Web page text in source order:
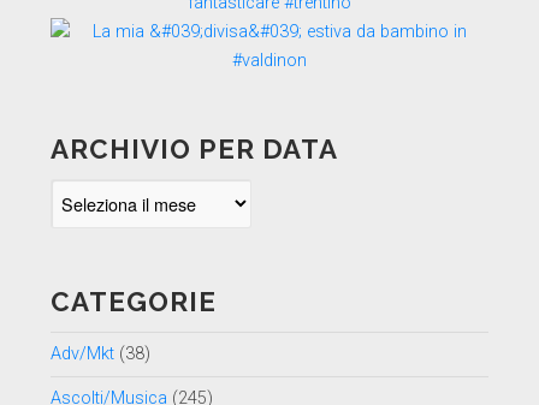
ARCHIVIO PER DATA
CATEGORIE
Adv/Mkt(38)
Ascolti/Musica (245)